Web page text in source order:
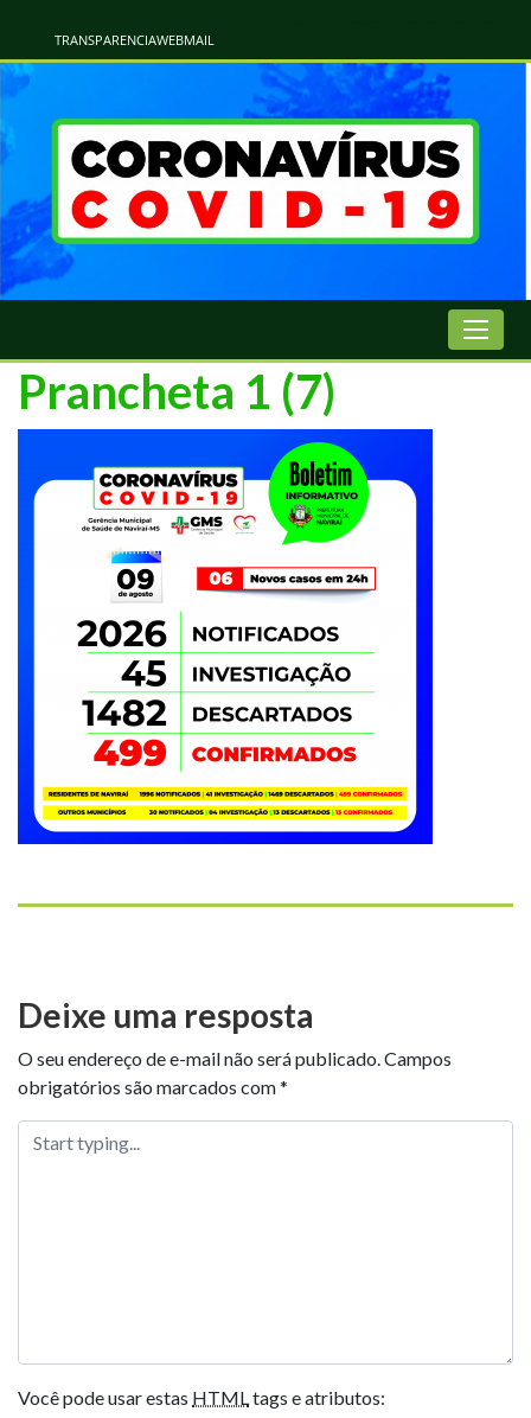
TRANSPARENCIAWEBMAIL
Prancheta 1 (7)
Deixe uma resposta
O seu endereço de e-mail não será publicado.Campos
obrigatórios são marcados com*
Você pode usar estas HTMLtags e atributos: